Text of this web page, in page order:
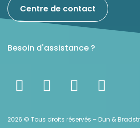
Centre de contact
Besoin d'assistance ?
2026 © Tous droits réservés – Dun &